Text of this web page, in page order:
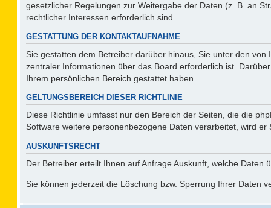
gesetzlicher Regelungen zur Weitergabe der Daten (z. B. an
rechtlicher Interessen erforderlich sind.
GESTATTUNG DER KONTAKTAUFNAHME
Sie gestatten dem Betreiber darüber hinaus, Sie unter den
zentraler Informationen über das Board erforderlich ist.
Ihrem persönlichen Bereich gestattet haben.
GELTUNGSBEREICH DIESER RICHTLINIE
Diese Richtlinie umfasst nur den Bereich der Seiten, die die
Software weitere personenbezogene Daten verarbeitet, wird
AUSKUNFTSRECHT
Der Betreiber erteilt Ihnen auf Anfrage Auskunft, welche Daten
Sie können jederzeit die Löschung bzw. Sperrung Ihrer Daten